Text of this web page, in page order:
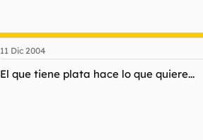
11 Dic 2004
El que tiene plata hace lo que quiere...